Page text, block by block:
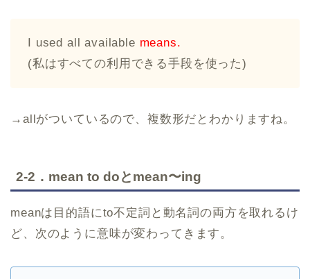
I used all available means.
(私はすべての利用できる手段を使った)
→allがついているので、複数形だとわかりますね。
2-2．mean to doとmean〜ing
meanは目的語にto不定詞と動名詞の両方を取れるけ
ど、次のように意味が変わってきます。